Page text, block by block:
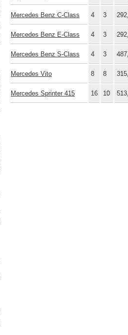
Mercedes Benz C-Class 4 3
Mercedes Benz E-Class 4 3
Mercedes Benz S-Class 4 3
Mercedes Vito 8 8
Mercedes Sprinter 415 16 10